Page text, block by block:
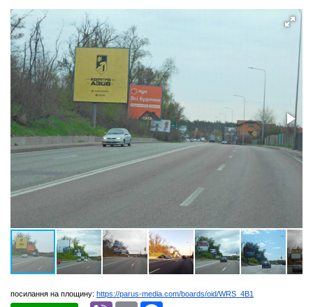
посилання на площину: https://parus-media.com/boards/oid/WRS_4B1